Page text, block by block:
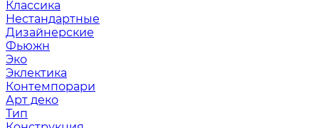
Классика
Нестандартные
Дизайнерские
Фьюжн
Эко
Эклектика
Контемпорари
Арт деко
Тип